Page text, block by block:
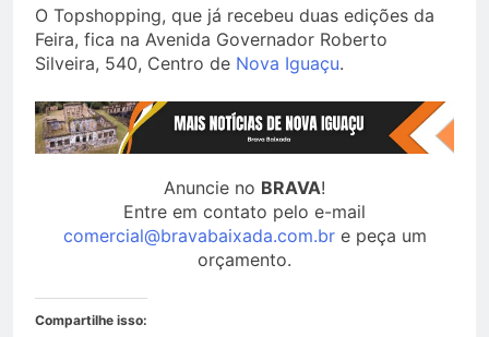
O Topshopping, que já recebeu duas edições da
Feira, fica na Avenida Governador Roberto
Silveira, 540, Centro de Nova Iguaçu.
Anuncie no BRAVA!
Entre em contato pelo e-mail
comercial@bravabaixada.com.bre peça um
orçamento.
Compartilhe isso: